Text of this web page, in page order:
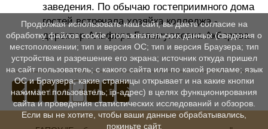
заведения. По обычаю гостеприимного дома
гостей встречала хозяйка колледжа -
директор Альфира Гильмулловна Акберова.
111 112 113 114 115 116
Продолжая использовать наш сайт, вы даете согласие на
обработку файлов cookie, пользовательских данных (сведения о
местоположении; тип и версия ОС; тип и версия Браузера; тип
устройства и разрешение его экрана; источник откуда пришел
на сайт пользователь; с какого сайта или по какой рекламе; язык
ОС и Браузера; какие страницы открывает и на какие кнопки
нажимает пользователь; ip-адрес) в целях функционирования
сайта и проведения статистических исследований и обзоров.
Если вы не хотите, чтобы ваши данные обрабатывались,
покиньте сайт.